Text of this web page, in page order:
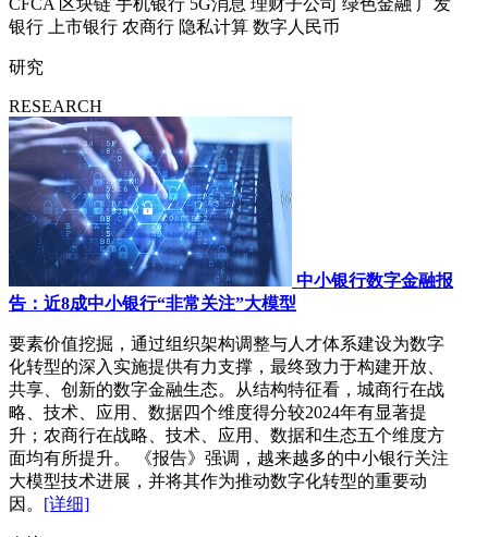
银行
上市银行 农商行 隐私计算 数字人民币
研究
RESEARCH
中小银行数字金融报
告：近8成中小银行“非常关注”大模型
要素价值挖掘，通过组织架构调整与人才体系建设为数字
化转型的深入实施提供有力支撑，最终致力于构建开放、
共享、创新的数字金融生态。从结构特征看，城商行在战
略、技术、应用、数据四个维度得分较2024年有显著提
升；农商行在战略、技术、应用、数据和生态五个维度方
面均有所提升。 《报告》强调，越来越多的中小银行关注
大模型技术进展，并将其作为推动数字化转型的重要动
因。 [详细]